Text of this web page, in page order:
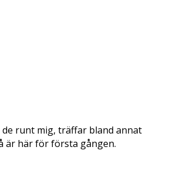
de runt mig, träffar bland annat
är här för första gången.